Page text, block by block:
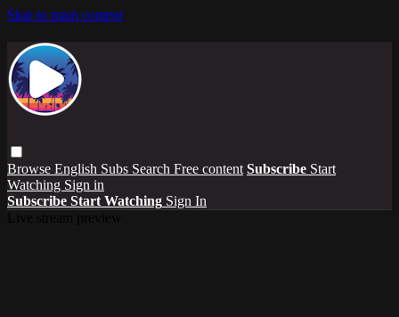
Skip to main content
Browse English Subs Search Free content Subscribe Start
Watching Sign in
Subscribe Start Watching Sign In